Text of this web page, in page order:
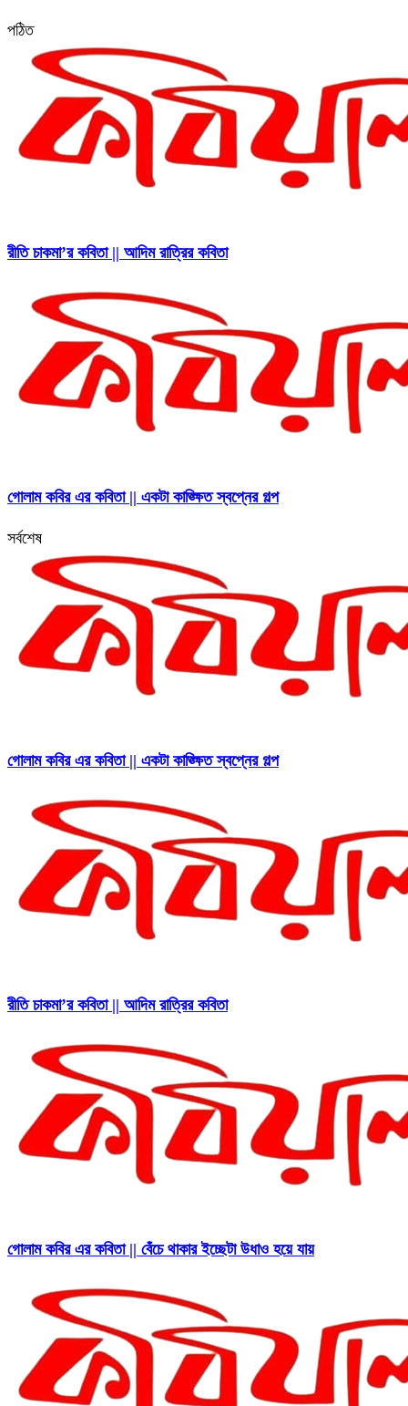
পঠিত
রীতি চাকমা’র কবিতা || আদিম রাত্রির কবিতা
গোলাম কবির এর কবিতা || একটা কাঙ্ক্ষিত স্বপ্নের গল্প
সর্বশেষ
গোলাম কবির এর কবিতা || একটা কাঙ্ক্ষিত স্বপ্নের গল্প
রীতি চাকমা’র কবিতা || আদিম রাত্রির কবিতা
গোলাম কবির এর কবিতা || বেঁচে থাকার ইচ্ছেটা উধাও হয়ে যায়